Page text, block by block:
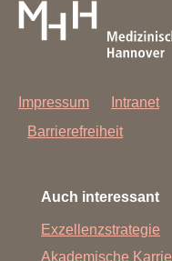
Impressum Intranet
Barrierefreiheit
Auch interessant
Exzellenzstrategie
Akademische